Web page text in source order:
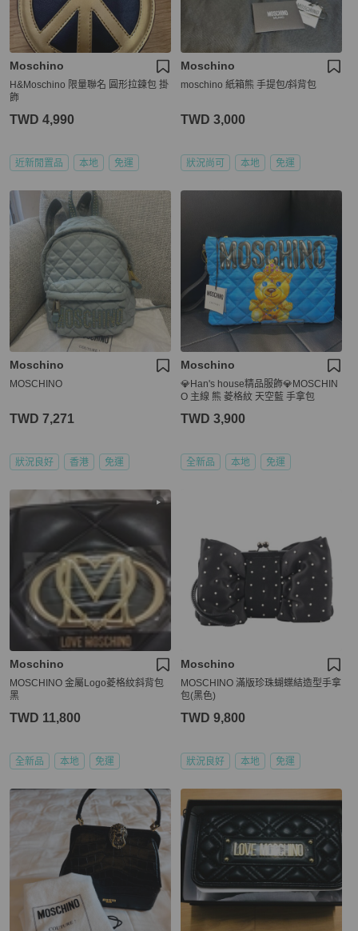
Moschino
H&Moschino 限量聯名 圓形拉鍊包 掛
飾
TWD 4,990
近新閒置品 本地 免運
Moschino
moschino 紙箱熊 手提包/斜背包
TWD 3,000
狀況尚可 本地 免運
Moschino
MOSCHINO
TWD 7,271
狀況良好 香港 免運
Moschino
💎Han's house精品服飾💎MOSCHIN
O 主線 熊 菱格紋 天空藍 手拿包
TWD 3,900
全新品 本地 免運
Moschino
MOSCHINO 金屬Logo菱格紋斜背包
黑
TWD 11,800
全新品 本地 免運
Moschino
MOSCHINO 滿版珍珠蝴蝶結造型手拿
包(黑色)
TWD 9,800
狀況良好 本地 免運